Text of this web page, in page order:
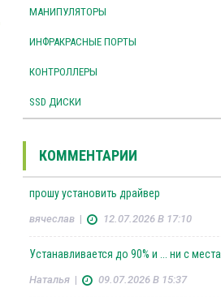
МАНИПУЛЯТОРЫ
ИНФРАКРАСНЫЕ ПОРТЫ
КОНТРОЛЛЕРЫ
SSD ДИСКИ
КОММЕНТАРИИ
прошу установить драйвер
вячеслав| 12.07.2026 В 17:10
Устанавливается до 90% и ... ни с места
Наталья| 09.07.2026 В 15:37